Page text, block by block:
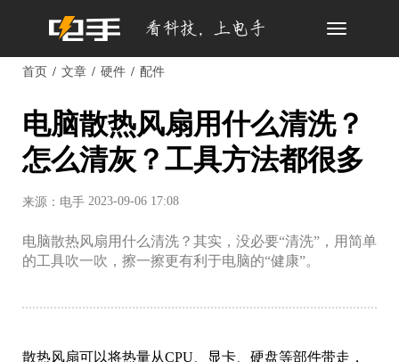
Toggle
首页 文章 硬件 配件
电脑散热风扇用什么清洗？
怎么清灰？工具方法都很多
来源：电手 2023-09-06 17:08
电脑散热风扇用什么清洗？其实，没必要“清洗”，用简单
的工具吹一吹，擦一擦更有利于电脑的“健康”。
散热风扇可以将热量从CPU、显卡、硬盘等部件带走，